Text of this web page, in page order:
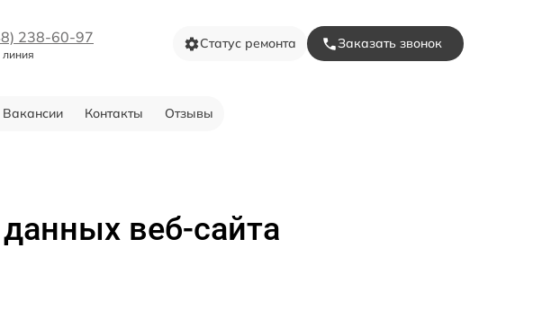
238-60-97
линия
Статус ремонта Заказать звонок
Вакансии Контакты Отзывы
веб-сайта